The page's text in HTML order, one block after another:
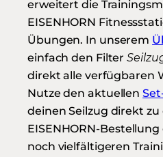
erweitert die
EISENHORN
Übungen. In unserem
einfach den Filter
direkt alle verfügbaren
Nutze den aktuellen
deinen Seilzug direkt
EISENHORN-
noch vielfältigeren